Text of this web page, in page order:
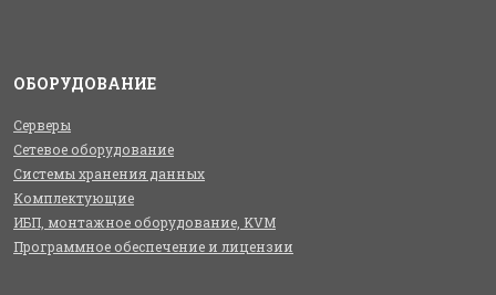
ОБОРУДОВАНИЕ
Серверы
Сетевое оборудование
Системы хранения данных
Комплектующие
ИБП, монтажное оборудование, KVM
Программное обеспечение и лицензии